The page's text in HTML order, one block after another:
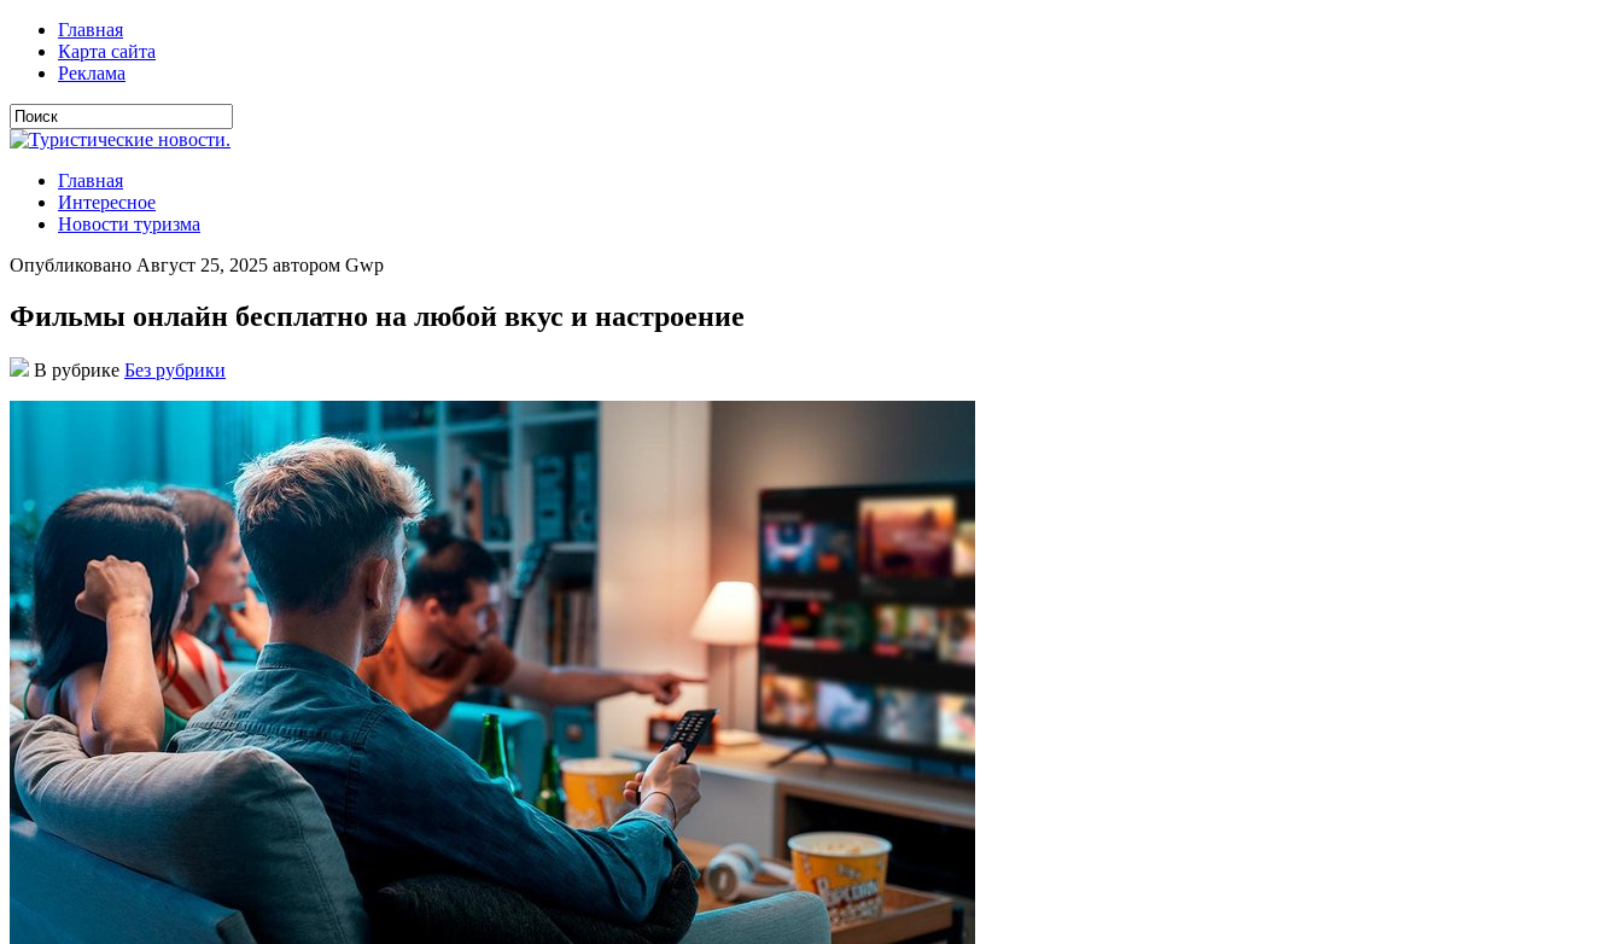
Главная
Карта сайта
Реклама
Главная
Интересное
Новости туризма
Опубликовано Август 25, 2025 автором Gwp
Фильмы онлайн бесплатно на любой вкус и настроение
В рубрике Без рубрики